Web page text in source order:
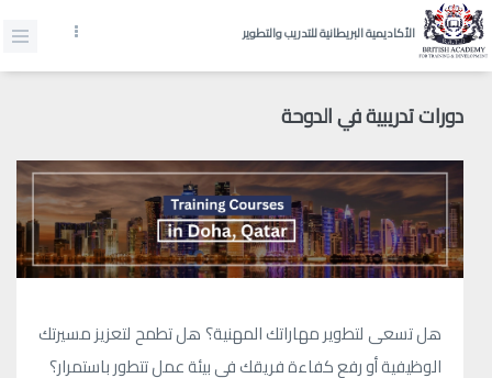
الأكاديمية البريطانية للتدريب والتطوير
دورات تدريبية في الدوحة
هل تسعى لتطوير مهاراتك المهنية؟ هل تطمح لتعزيز مسيرتك
الوظيفية أو رفع كفاءة فريقك في بيئة عمل تتطور باستمرار؟